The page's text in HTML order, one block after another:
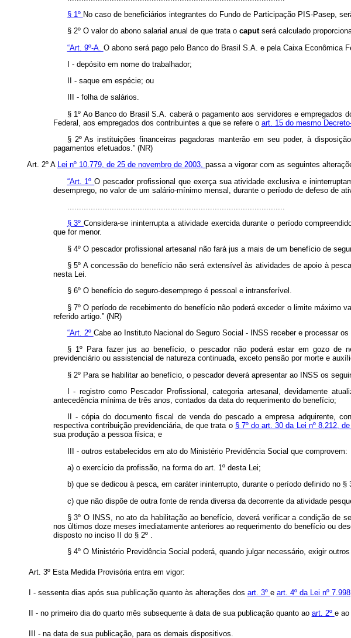
§ 1º No caso de beneficiários integrantes do Fundo de Participação PIS-Pasep,
§ 2º O valor do abono salarial anual de que trata o caput será calculado
“Art. 9º-A. O abono será pago pelo Banco do Brasil S.A. e pela Caixa Econômica
I - depósito em nome do trabalhador;
II - saque em espécie; ou
III - folha de salários.
§ 1º Ao Banco do Brasil S.A. caberá o pagamento aos servidores e empregados
Federal, aos empregados dos contribuintes a que se refere o art. 15 do mesmo
§ 2º As instituições financeiras pagadoras manterão em seu poder, à
pagamentos efetuados.” (NR)
Art. 2º A Lei nº 10.779, de 25 de novembro de 2003, passa a vigorar com as seguintes
“Art. 1ºO pescador profissional que exerça sua atividade exclusiva e
desemprego, no valor de um salário-mínimo mensal, durante o período de defeso de
.............................................................................................
§ 3º Considera-se ininterrupta a atividade exercida durante o período
que for menor.
§ 4º O pescador profissional artesanal não fará jus a mais de um benefício de
§ 5º A concessão do benefício não será extensível às atividades de apoio à
nesta Lei.
§ 6º O benefício do seguro-desemprego é pessoal e intransferível.
§ 7º O período de recebimento do benefício não poderá exceder o limite máximo
referido artigo.” (NR)
“Art. 2º Cabe ao Instituto Nacional do Seguro Social - INSS receber e processar
§ 1º Para fazer jus ao benefício, o pescador não poderá estar em gozo de
previdenciário ou assistencial de natureza continuada, exceto pensão por morte e
§ 2º Para se habilitar ao benefício, o pescador deverá apresentar ao INSS os
I - registro como Pescador Profissional, categoria artesanal, devidamente
antecedência mínima de três anos, contados da data do requerimento do benefício;
II - cópia do documento fiscal de venda do pescado a empresa adquirente,
respectiva contribuição previdenciária, de que trata o § 7º do art. 30 da Lei nº 8.212,
sua produção a pessoa física; e
III - outros estabelecidos em ato do Ministério Previdência Social que comprovem:
a) o exercício da profissão, na forma do art. 1º desta Lei;
b) que se dedicou à pesca, em caráter ininterrupto, durante o período definido no §
c) que não dispõe de outra fonte de renda diversa da decorrente da atividade
§ 3º O INSS, no ato da habilitação ao benefício, deverá verificar a condição de
nos últimos doze meses imediatamente anteriores ao requerimento do benefício ou
disposto no inciso II do § 2º .
§ 4º O Ministério Previdência Social poderá, quando julgar necessário, exigir
Art. 3º Esta Medida Provisória entra em vigor:
I - sessenta dias após sua publicação quanto às alterações dos art. 3º e art. 4º da Lei nº
II - no primeiro dia do quarto mês subsequente à data de sua publicação quanto ao art. 2º e
III - na data de sua publicação, para os demais dispositivos.